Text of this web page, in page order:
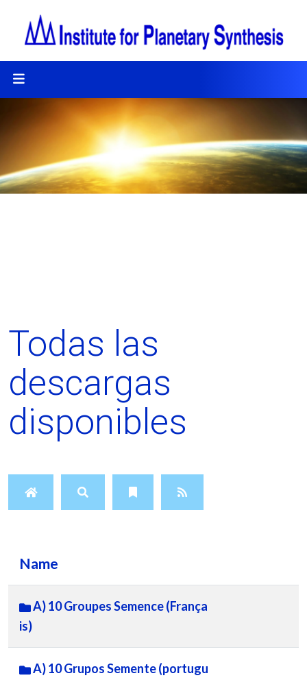
Todas las
descargas
disponibles
Name
A) 10 Groupes Semence (França
is)
A) 10 Grupos Semente (portugu